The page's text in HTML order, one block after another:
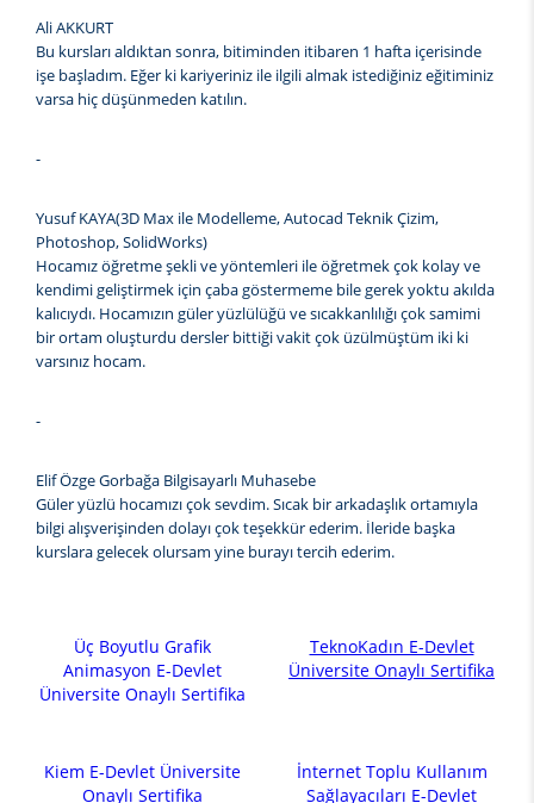
Ali AKKURT
Bu kursları aldıktan sonra, bitiminden itibaren 1 hafta içerisinde
işe başladım. Eğer ki kariyeriniz ile ilgili almak istediğiniz eğitiminiz
varsa hiç düşünmeden katılın.
-
Yusuf KAYA(3D Max ile Modelleme, Autocad Teknik Çizim,
Photoshop, SolidWorks)
Hocamız öğretme şekli ve yöntemleri ile öğretmek çok kolay ve
kendimi geliştirmek için çaba göstermeme bile gerek yoktu akılda
kalıcıydı. Hocamızın güler yüzlülüğü ve sıcakkanlılığı çok samimi
bir ortam oluşturdu dersler bittiği vakit çok üzülmüştüm iki ki
varsınız hocam.
-
Elif Özge Gorbağa Bilgisayarlı Muhasebe
Güler yüzlü hocamızı çok sevdim. Sıcak bir arkadaşlık ortamıyla
bilgi alışverişinden dolayı çok teşekkür ederim. İleride başka
kurslara gelecek olursam yine burayı tercih ederim.
Üç Boyutlu Grafik
Animasyon E-Devlet
Üniversite Onaylı Sertifika
TeknoKadın E-Devlet
Üniversite Onaylı Sertifika
Kiem E-Devlet Üniversite
Onaylı Sertifika
İnternet Toplu Kullanım
Sağlayacıları E-Devlet